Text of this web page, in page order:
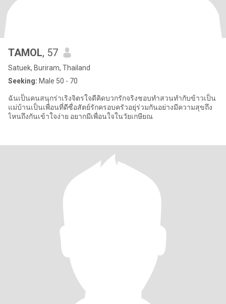
TAMOL, 57
Satuek, Buriram, Thailand
Seeking: Male 50 - 70
ฉันเป็นคนสนุกร่าเริงจิตรใจดีคิดบวกรักจริงชอบทำสวนทำกับข้าวเป็น
แม่บ้านเป็นเพื่อนที่ดีซื่อสัตย์รักครอบครัวอยุ่ร่วมกันอย่างมีความสุขถึง
ไหนถึงกันเข้าใจง่าย อยากมีเพื่อนใจในวัยเกษียณ